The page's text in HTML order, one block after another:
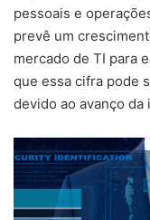
pessoais e
prevê um
mercado de TI para
que essa cifra pode
devido ao avanço